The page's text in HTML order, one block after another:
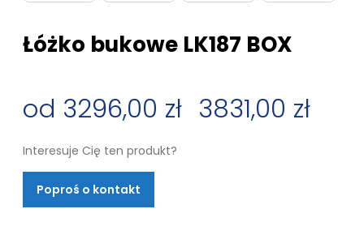
Łóżko bukowe LK187 BOX
3296,00 zł 3831,00 zł
Zakres
cen:
od
Interesuje Cię ten produkt?
Poproś o kontakt